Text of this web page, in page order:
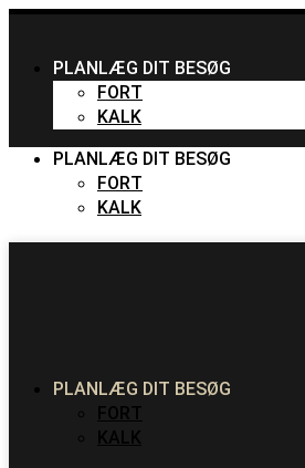
PLANLÆG DIT BESØG
FORT
KALK
PLANLÆG DIT BESØG
FORT
KALK
PLANLÆG DIT BESØG
FORT
KALK